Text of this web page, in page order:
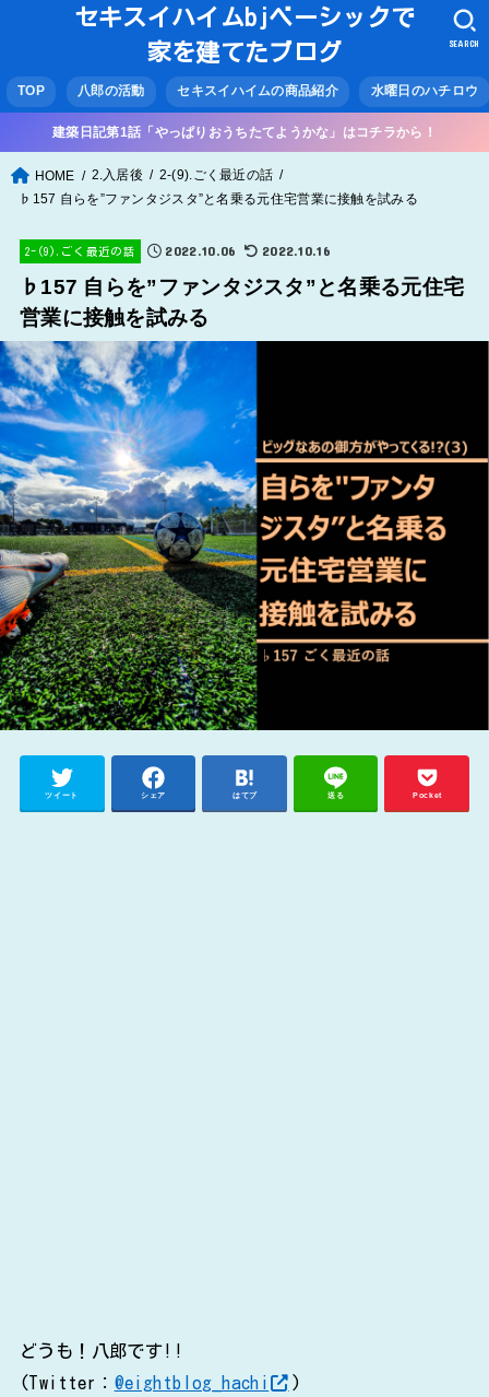
セキスイハイムbjベーシックで
家を建てたブログ
TOP 八郎の活動 セキスイハイムの商品紹介 水曜日のハチロウ
SEARCH
建築日記第1話「やっぱりおうちたてようかな」はコチラから！
HOME 2.入居後
2-(9).ごく最近の話
♭157 自らを”ファンタジスタ”と名乗る元住宅営業に接触を試みる
2-(9).ごく最近の話 2022.10.06 2022.10.16
♭157 自らを”ファンタジスタ”と名乗る元住宅
営業に接触を試みる
ツイート シェア はてブ 送る Pocket
どうも！八郎です!!
(Twitter： @eightblog_hachi
)